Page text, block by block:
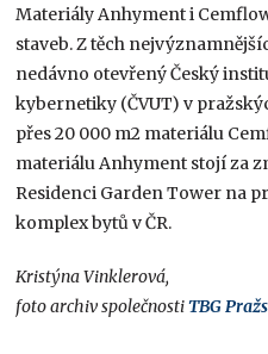
Materiály Anhyment i
staveb. Z těch
nedávno otevřený Český
kybernetiky (ČVUT) v
přes 20 000 m2 materiálu
materiálu Anhyment stojí za
Residenci Garden Tower na
komplex bytů v ČR.
Kristýna Vinklerová,
foto archiv společnostiTBG